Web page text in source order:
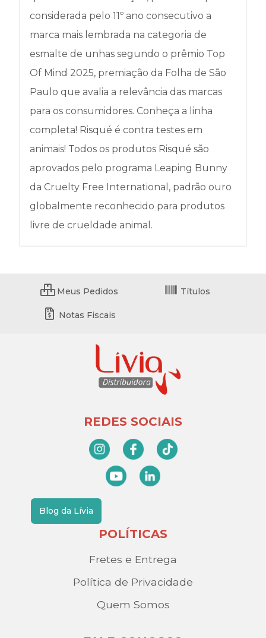
considerada pelo 11º ano consecutivo a
marca mais lembrada na categoria de
esmalte de unhas segundo o prêmio Top
Of Mind 2025, premiação da Folha de São
Paulo que avalia a relevância das marcas
para os consumidores. Conheça a linha
completa! Risqué é contra testes em
animais! Todos os produtos Risqué são
aprovados pelo programa Leaping Bunny
da Cruelty Free International, padrão ouro
globalmente reconhecido para produtos
livre de crueldade animal.
Meus Pedidos Títulos
Notas Fiscais
REDES SOCIAIS
Blog da Lívia
POLÍTICAS
Fretes e Entrega
Política de Privacidade
Quem Somos